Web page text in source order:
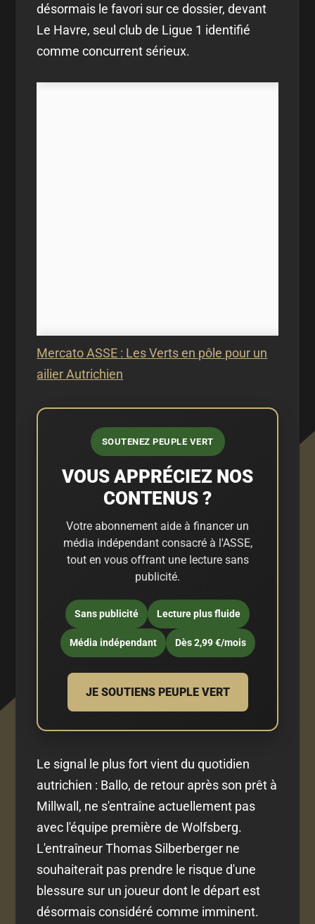
désormais le favori sur ce dossier, devant
Le Havre, seul club de Ligue 1 identifié
comme concurrent sérieux.
Mercato ASSE : Les Verts en pôle pour un
ailier Autrichien
SOUTENEZ PEUPLE VERT
VOUS APPRÉCIEZ NOS
CONTENUS ?
Votre abonnement aide à financer un
média indépendant consacré à l'ASSE,
tout en vous offrant une lecture sans
publicité.
Sans publicité Lecture plus fluide
Média indépendant Dès 2,99 €/mois
JE SOUTIENS PEUPLE VERT
Le signal le plus fort vient du quotidien
autrichien : Ballo, de retour après son prêt à
Millwall, ne s'entraîne actuellement pas
avec l'équipe première de Wolfsberg.
L'entraîneur Thomas Silberberger ne
souhaiterait pas prendre le risque d'une
blessure sur un joueur dont le départ est
désormais considéré comme imminent.